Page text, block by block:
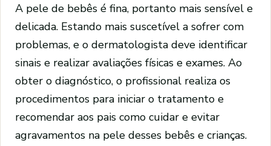
A pele de bebês é fina, portanto mais sensível e
delicada. Estando mais suscetível a sofrer com
problemas, e o dermatologista deve identificar
sinais e realizar avaliações físicas e exames. Ao
obter o diagnóstico, o profissional realiza os
procedimentos para iniciar o tratamento e
recomendar aos pais como cuidar e evitar
agravamentos na pele desses bebês e crianças.